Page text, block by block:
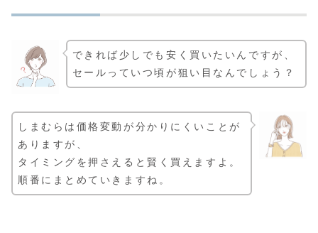
できれば少しでも安く買いたいんですが、
セールっていつ頃が狙い目なんでしょう？
しまむらは価格変動が分かりにくいことが
ありますが、
タイミングを押さえると賢く買えますよ。
順番にまとめていきますね。